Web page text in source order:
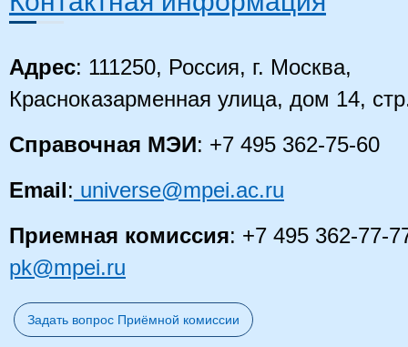
Адрес: 111250, Россия, г. Москва,
Красноказарменная улица, дом 14,
Справочная МЭИ: +7 495 362-75-60
Email: universe@mpei.ac.ru
Приемная комиссия: +7 495 362-77-
pk@mpei.ru
Задать вопрос Приёмной комиссии